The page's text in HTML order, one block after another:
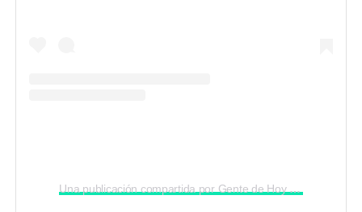
Una publicación compartida por Gente de Hoy (@gentedehoy)